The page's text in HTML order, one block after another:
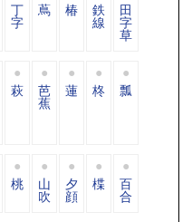
丁
字
蔦 椿 鉄
線
田
字
草
萩 芭
蕉
蓮 柊 瓢
桃 山
吹
夕
顔
楪 百
合